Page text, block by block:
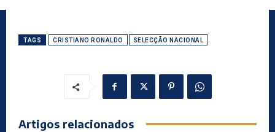
TAGS CRISTIANO RONALDO SELECÇÃO NACIONAL
Artigos relacionados